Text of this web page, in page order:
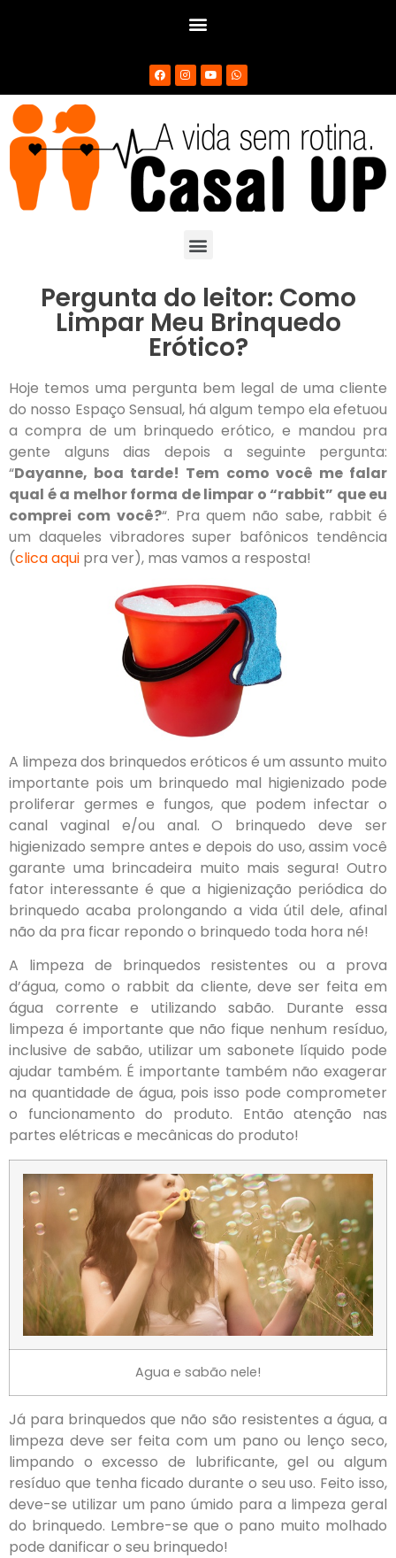
Pergunta do leitor: Como
Limpar Meu Brinquedo
Erótico?
Hoje temos uma pergunta bem legal de uma cliente
do nosso Espaço Sensual, há algum tempo ela efetuou
a compra de um brinquedo erótico, e mandou pra
gente alguns dias depois a seguinte pergunta:
“Dayanne, boa tarde! Tem como você me falar
qual é a melhor forma de limpar o “rabbit” que eu
comprei com você?“. Pra quem não sabe, rabbit é
um daqueles vibradores super bafônicos tendência
(clica aqui pra ver), mas vamos a resposta!
A limpeza dos brinquedos eróticos é um assunto muito
importante pois um brinquedo mal higienizado pode
proliferar germes e fungos, que podem infectar o
canal vaginal e/ou anal. O brinquedo deve ser
higienizado sempre antes e depois do uso, assim você
garante uma brincadeira muito mais segura! Outro
fator interessante é que a higienização periódica do
brinquedo acaba prolongando a vida útil dele, afinal
não da pra ficar repondo o brinquedo toda hora né!
A limpeza de brinquedos resistentes ou a prova
d’água, como o rabbit da cliente, deve ser feita em
água corrente e utilizando sabão. Durante essa
limpeza é importante que não fique nenhum resíduo,
inclusive de sabão, utilizar um sabonete líquido pode
ajudar também. É importante também não exagerar
na quantidade de água, pois isso pode comprometer
o funcionamento do produto. Então atenção nas
partes elétricas e mecânicas do produto!
Agua e sabão nele!
Já para brinquedos que não são resistentes a água, a
limpeza deve ser feita com um pano ou lenço seco,
limpando o excesso de lubrificante, gel ou algum
resíduo que tenha ficado durante o seu uso. Feito isso,
deve-se utilizar um pano úmido para a limpeza geral
do brinquedo. Lembre-se que o pano muito molhado
pode danificar o seu brinquedo!